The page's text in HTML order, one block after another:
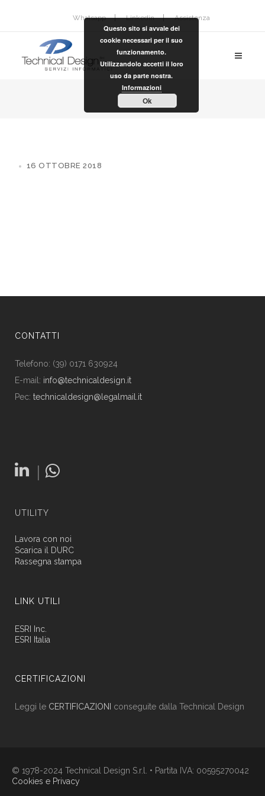
Whatsapp Linkedin Assistenza
16 OTTOBRE 2018
CONTATTI
Telefono: (39) 0171 630924
E-mail: info@technicaldesign.it
Pec: technicaldesign@legalmail.it
|
UTILITY
Lavora con noi
Scarica il DURC
Rassegna stampa
LINK UTILI
ESRI Inc.
ESRI Italia
CERTIFICAZIONI
Leggi le CERTIFICAZIONI conseguite dalla Technical Design
© 1978-2024 Technical Design S.r.l. • Partita IVA: 00595270042
Cookies e Privacy
Questo sito si avvale dei
cookie necessari per il suo
funzionamento.
Utilizzandolo accetti il loro
uso da parte nostra.
Informazioni
Ok